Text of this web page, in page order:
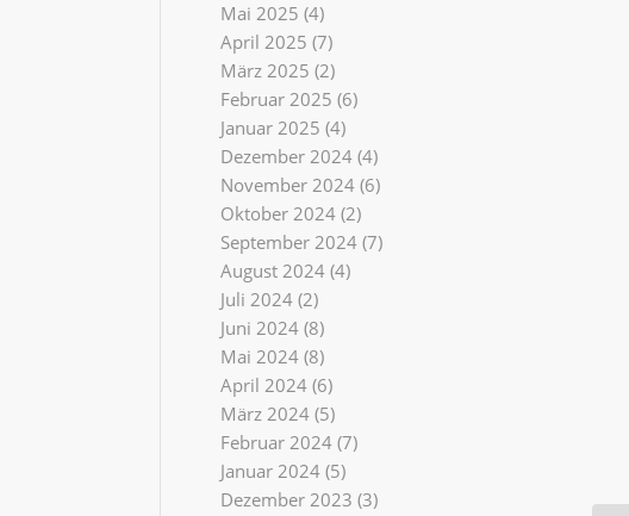
Mai 2025 (4)
April 2025 (7)
März 2025 (2)
Februar 2025 (6)
Januar 2025 (4)
Dezember 2024 (4)
November 2024 (6)
Oktober 2024 (2)
September 2024 (7)
August 2024 (4)
Juli 2024 (2)
Juni 2024 (8)
Mai 2024 (8)
April 2024 (6)
März 2024 (5)
Februar 2024 (7)
Januar 2024 (5)
Dezember 2023 (3)